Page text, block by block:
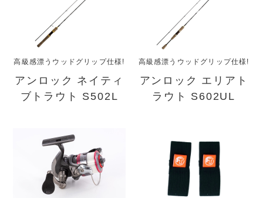
高級感漂うウッドグリップ仕様!
アンロック ネイティ
ブトラウト S502L
高級感漂うウッドグリップ仕様!
アンロック エリアト
ラウト S602UL